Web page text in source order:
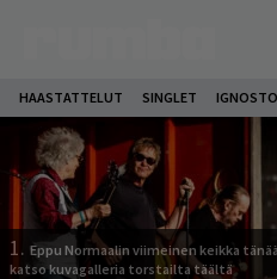
HAASTATTELUT SINGLET
1. Eppu Normaalin viimeinen keikka
katso kuvagalleria torstailta täältä